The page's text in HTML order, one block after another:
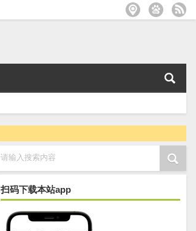
请输入搜索内容
扫码下载本站app